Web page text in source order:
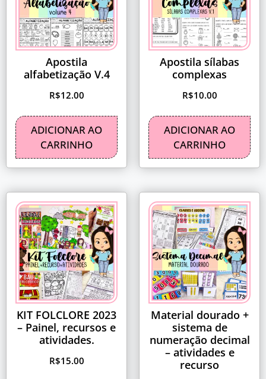
Apostila
alfabetização V.4
R$12.00
ADICIONAR AO
CARRINHO
Apostila sílabas
complexas
R$10.00
ADICIONAR AO
CARRINHO
KIT FOLCLORE 2023
– Painel, recursos e
atividades.
R$15.00
Material dourado +
sistema de
numeração decimal
– atividades e
recurso